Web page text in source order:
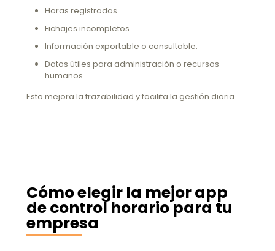
Horas registradas.
Fichajes incompletos.
Información exportable o consultable.
Datos útiles para administración o recursos
humanos.
Esto mejora la trazabilidad y facilita la gestión diaria.
Cómo elegir la mejor app
de control horario para tu
empresa